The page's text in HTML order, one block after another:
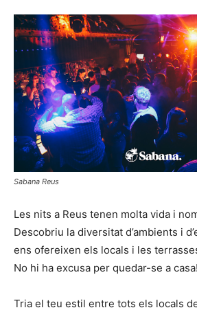
Sabana Reus
Les nits a Reus tenen molta vida i
Descobriu la diversitat d’ambients i
ens ofereixen els locals i les
No hi ha excusa per quedar-se a casa!
Tria el teu estil entre tots els locals